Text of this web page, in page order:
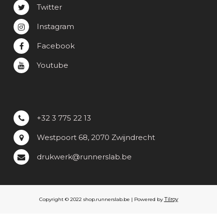
Twitter
Instagram
Facebook
Youtube
+32 3 775 22 13
Westpoort 68, 2070 Zwijndrecht
drukwerk@runnerslab.be
Copyright © 2022 shop.runnerslab.be | Powered byTilroy